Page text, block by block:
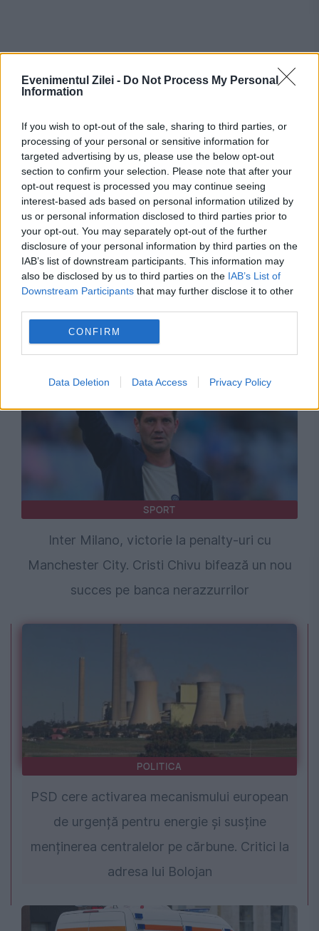
Evenimentul Zilei - Do Not Process My Personal
Information
If you wish to opt-out of the sale, sharing to third parties, or
processing of your personal or sensitive information for
targeted advertising by us, please use the below opt-out
section to confirm your selection. Please note that after your
opt-out request is processed you may continue seeing
interest-based ads based on personal information utilized by
us or personal information disclosed to third parties prior to
your opt-out. You may separately opt-out of the further
disclosure of your personal information by third parties on the
IAB’s list of downstream participants. This information may
also be disclosed by us to third parties on the IAB’s List of
Downstream Participants that may further disclose it to other
CONFIRM
Data Deletion Data Access Privacy Policy
SPORT
Cristi Chivu, analizat de presa din Italia după
egalul din derby-ul cu AC Milan. Ce notă a
primit antrenorul român
SPORT
Inter Milano, victorie la penalty-uri cu
Manchester City. Cristi Chivu bifează un nou
succes pe banca nerazzurrilor
POLITICA
PSD cere activarea mecanismului european
de urgență pentru energie și susține
menținerea centralelor pe cărbune. Critici la
adresa lui Bolojan